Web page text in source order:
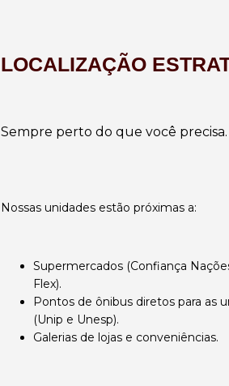
LOCALIZAÇÃO
Sempre perto do que você precisa.
Nossas unidades estão próximas a:
Supermercados (Confiança
Flex).
Pontos de ônibus diretos para as
(Unip e Unesp).
Galerias de lojas e conveniências.